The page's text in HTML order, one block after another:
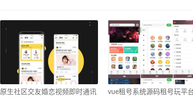
原生社区交友婚恋视频即时通讯
vue租号系统源码租号玩平